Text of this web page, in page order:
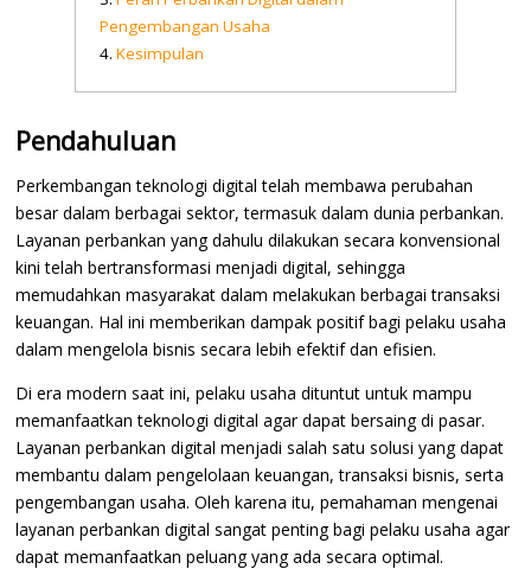
Pengembangan Usaha
Kesimpulan
Pendahuluan
Perkembangan teknologi digital telah membawa perubahan
besar dalam berbagai sektor, termasuk dalam dunia perbankan.
Layanan perbankan yang dahulu dilakukan secara konvensional
kini telah bertransformasi menjadi digital, sehingga
memudahkan masyarakat dalam melakukan berbagai transaksi
keuangan. Hal ini memberikan dampak positif bagi pelaku usaha
dalam mengelola bisnis secara lebih efektif dan efisien.
Di era modern saat ini, pelaku usaha dituntut untuk mampu
memanfaatkan teknologi digital agar dapat bersaing di pasar.
Layanan perbankan digital menjadi salah satu solusi yang dapat
membantu dalam pengelolaan keuangan, transaksi bisnis, serta
pengembangan usaha. Oleh karena itu, pemahaman mengenai
layanan perbankan digital sangat penting bagi pelaku usaha agar
dapat memanfaatkan peluang yang ada secara optimal.